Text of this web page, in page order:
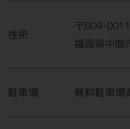
住所
〒809-0011
福岡県中間
駐車場 無料駐車場